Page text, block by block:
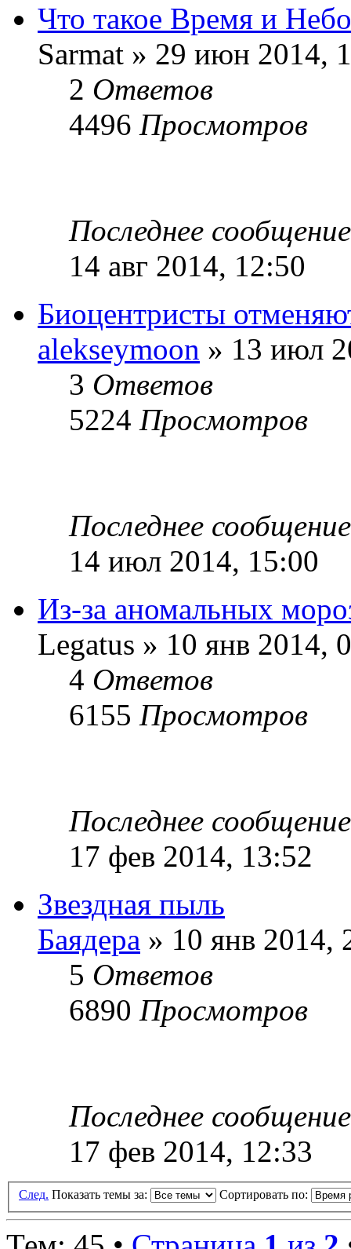
Что такое Время и Небо
Sarmat » 29 июн 2014,
2 Ответов
4496 Просмотров
Последнее
14 авг 2014, 12:50
Биоцентристы
alekseymoon » 13 июл
3 Ответов
5224 Просмотров
Последнее
14 июл 2014, 15:00
Из-за аномальных
Legatus » 10 янв 2014,
4 Ответов
6155 Просмотров
Последнее
17 фев 2014, 13:52
Звездная пыль
Баядера » 10 янв 2014,
5 Ответов
6890 Просмотров
Последнее
17 фев 2014, 12:33
След. Показать темы за: Сортировать по: